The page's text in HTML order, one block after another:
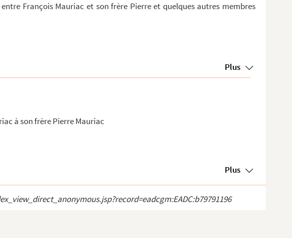
François Mauriac et son frère Pierre et quelques autres membres
Plus
à son frère Pierre Mauriac
Plus